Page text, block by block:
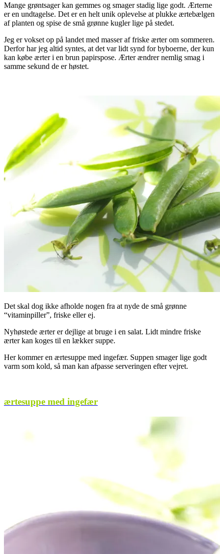
Mange grøntsager kan gemmes og smager stadig lige godt. Ærterne
er en undtagelse. Det er en helt unik oplevelse at plukke ærtebælgen
af planten og spise de små grønne kugler lige på stedet.
Jeg er vokset op på landet med masser af friske ærter om sommeren.
Derfor har jeg altid syntes, at det var lidt synd for byboerne, der kun
kan købe ærter i en brun papirspose. Ærter ændrer nemlig smag i
samme sekund de er høstet.
Det skal dog ikke afholde nogen fra at nyde de små grønne
“vitaminpiller”, friske eller ej.
Nyhøstede ærter er dejlige at bruge i en salat. Lidt mindre friske
ærter kan koges til en lækker suppe.
Her kommer en ærtesuppe med ingefær. Suppen smager lige godt
varm som kold, så man kan afpasse serveringen efter vejret.
ærtesuppe med ingefær